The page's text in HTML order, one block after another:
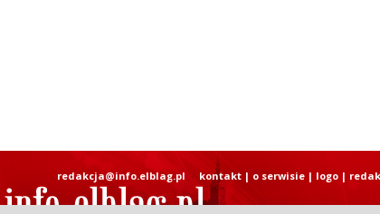
redakcja@info.elblag.pl kontakt| o serwisie| logo|